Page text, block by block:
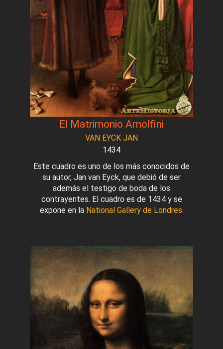
El Matrimonio Arnolfini
VAN EYCK JAN
1434
Este cuadro es uno de los más conocidos de
su autor, Jan van Eyck, que debió de ser
además el testigo de boda de los
contrayentes. El cuadro es de 1434 y se
expone en la National Gallery de Londres.